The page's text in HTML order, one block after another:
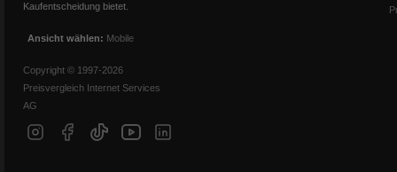
Kaufentscheidung bietet.
Ansicht wählen: Mobile
Copyright © 1997-2026
Preisvergleich Internet Services
AG